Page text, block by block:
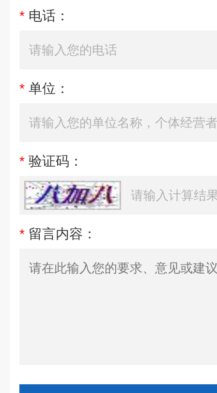
* 电话：
* 单位：
* 验证码：
* 留言内容：